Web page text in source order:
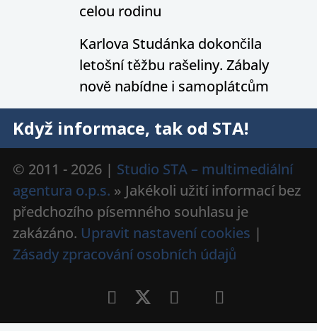
celou rodinu
Karlova Studánka dokončila
letošní těžbu rašeliny. Zábaly
nově nabídne i samoplátcům
Když informace, tak od STA!
© 2011 - 2026 | Studio STA – multimediální
agentura o.p.s. » Jakékoli užití informací bez
předchozího písemného souhlasu je
zakázáno. Upravit nastavení cookies |
Zásady zpracování osobních údajů